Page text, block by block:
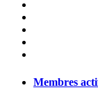
Membres